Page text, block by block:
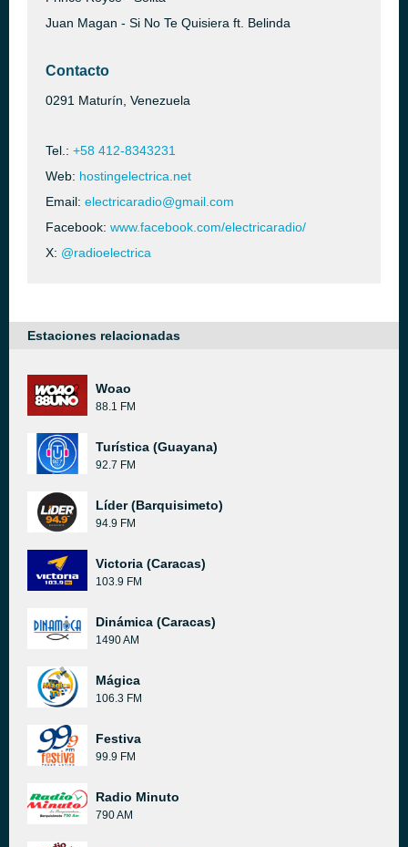
Juan Magan - Si No Te Quisiera ft. Belinda
Contacto
0291 Maturín, Venezuela
Tel.: +58 412-8343231
Web: hostingelectrica.net
Email: electricaradio@gmail.com
Facebook: www.facebook.com/electricaradio/
X: @radioelectrica
Estaciones relacionadas
Woao
88.1 FM
Turística (Guayana)
92.7 FM
Líder (Barquisimeto)
94.9 FM
Victoria (Caracas)
103.9 FM
Dinámica (Caracas)
1490 AM
Mágica
106.3 FM
Festiva
99.9 FM
Radio Minuto
790 AM